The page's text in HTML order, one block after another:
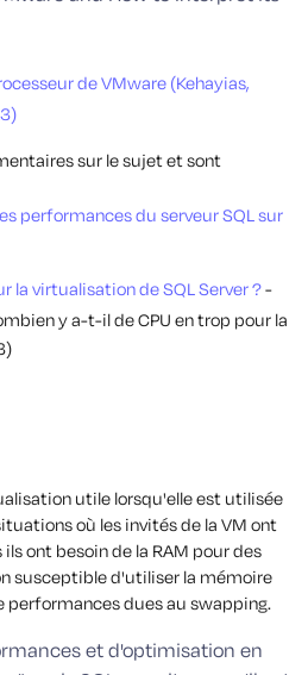
de VMware (Kehayias,
sur le sujet et sont
performances du serveur SQL sur
la virtualisation de SQL Server ?-
y a-t-il de CPU en trop pour la
utile lorsqu'elle est utilisée
où les invités de la VM ont
ont besoin de la RAM pour des
susceptible d'utiliser la mémoire
performances dues au swapping.
et d'optimisation en